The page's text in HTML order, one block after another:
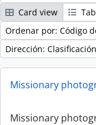
Card view
Ordenar por: Código
Dirección:
Missionary
Missionary